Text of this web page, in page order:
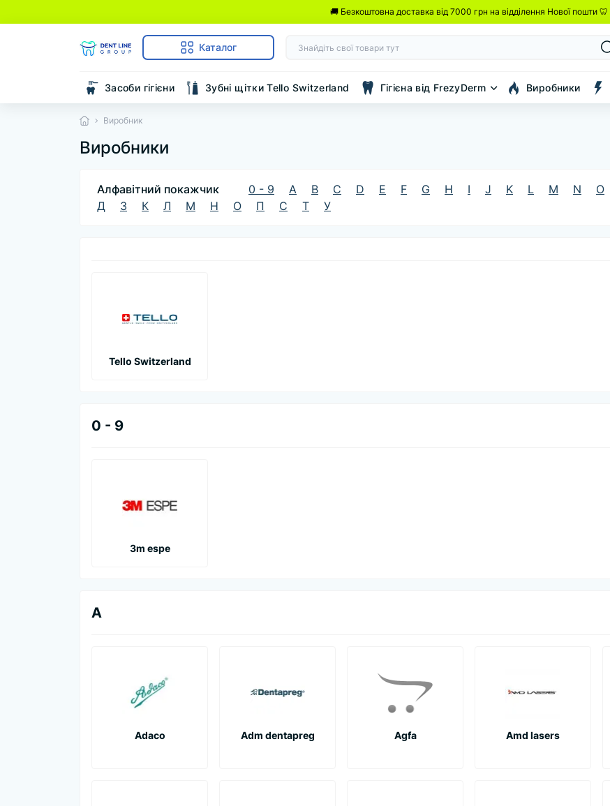
🚚 Безкоштовна доставка від 7000 грн на відділення Нової пошти 🦷
Каталог
Засоби гігієни Зубні щітки Tello Switzerland Гігієна від FrezyDerm Виробники
Виробник
Виробники
Алфавітний покажчик 0 - 9 A B C D E F G H I J K L M N O
Д
З К Л М Н О П С Т У
Tello Switzerland
0 - 9
3m espe
A
Adaco Adm dentapreg Agfa Amd lasers